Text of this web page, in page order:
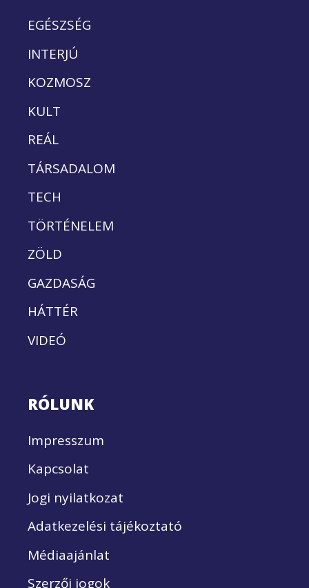
EGÉSZSÉG
INTERJÚ
KOZMOSZ
KULT
REÁL
TÁRSADALOM
TECH
TÖRTÉNELEM
ZÖLD
GAZDASÁG
HÁTTÉR
VIDEÓ
RÓLUNK
Impresszum
Kapcsolat
Jogi nyilatkozat
Adatkezelési tájékoztató
Médiaajánlat
Szerzői jogok